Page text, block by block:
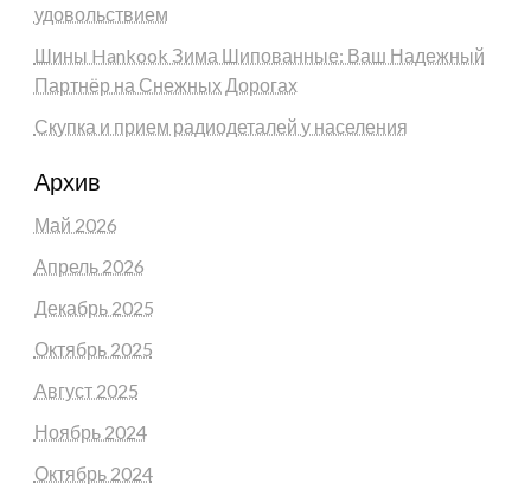
удовольствием
Шины Hankook Зима Шипованные: Ваш Надежный
Партнёр на Снежных Дорогах
Скупка и прием радиодеталей у населения
Архив
Май 2026
Апрель 2026
Декабрь 2025
Октябрь 2025
Август 2025
Ноябрь 2024
Октябрь 2024